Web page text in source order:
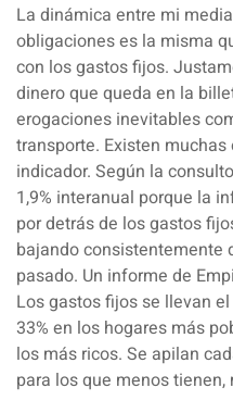
La dinámica entre mi
obligaciones es la misma
con los gastos fijos.
dinero que queda en la
erogaciones inevitables
transporte. Existen
indicador. Según la
1,9% interanual porque la
por detrás de los gastos
bajando consistentemente
pasado. Un informe de
Los gastos fijos se llevan
33% en los hogares más
los más ricos. Se apilan
para los que menos tienen,